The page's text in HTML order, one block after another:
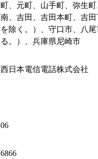
町、元町、山手町、弥生
南、吉田、吉田本町、吉
を除く。）、守口市、八
る。）、兵庫県尼崎市
西日本電信電話株式会社
06
6866